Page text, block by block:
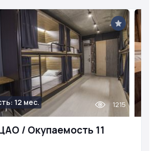
/ Окупаемость 11
12 мес. 1215